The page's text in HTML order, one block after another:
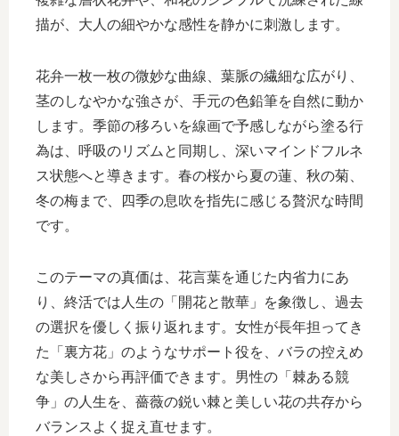
描が、大人の細やかな感性を静かに刺激します。
花弁一枚一枚の微妙な曲線、葉脈の繊細な広がり、
茎のしなやかな強さが、手元の色鉛筆を自然に動か
します。季節の移ろいを線画で予感しながら塗る行
為は、呼吸のリズムと同期し、深いマインドフルネ
ス状態へと導きます。春の桜から夏の蓮、秋の菊、
冬の梅まで、四季の息吹を指先に感じる贅沢な時間
です。
このテーマの真価は、花言葉を通じた内省力にあ
り、終活では人生の「開花と散華」を象徴し、過去
の選択を優しく振り返れます。女性が長年担ってき
た「裏方花」のようなサポート役を、バラの控えめ
な美しさから再評価できます。男性の「棘ある競
争」の人生を、薔薇の鋭い棘と美しい花の共存から
バランスよく捉え直せます。